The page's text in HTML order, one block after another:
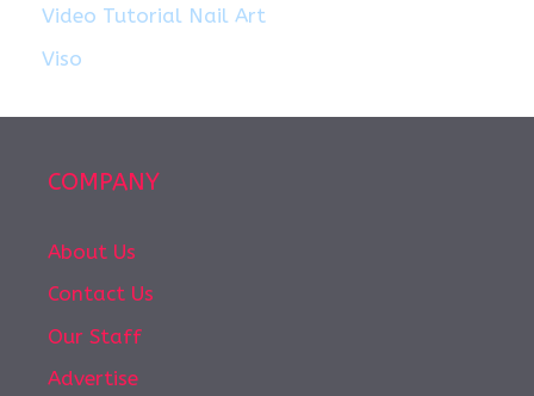
Video Tutorial Nail Art
Viso
COMPANY
About Us
Contact Us
Our Staff
Advertise